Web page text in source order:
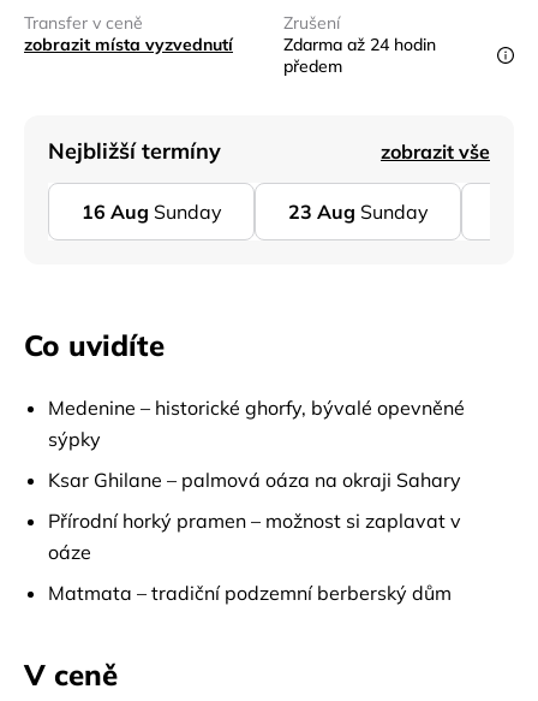
Transfer v ceně
zobrazit místa vyzvednutí
Zrušení
Zdarma až 24 hodin
předem
Nejbližší termíny zobrazit vše
16 Aug Sunday 23 Aug Sunday
Co uvidíte
Medenine – historické ghorfy, bývalé opevněné
sýpky
Ksar Ghilane – palmová oáza na okraji Sahary
Přírodní horký pramen – možnost si zaplavat v
oáze
Matmata – tradiční podzemní berberský dům
V ceně